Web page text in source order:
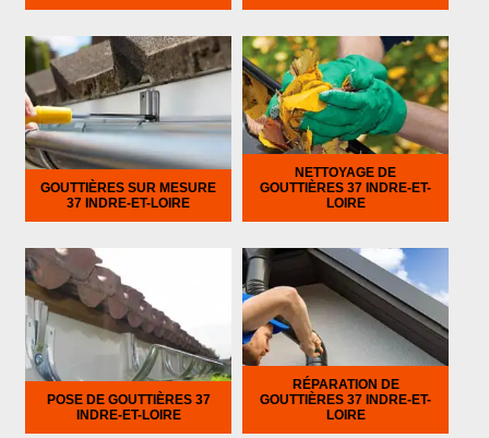
GOUTTIÈRES SUR MESURE
37 INDRE-ET-LOIRE
NETTOYAGE DE
GOUTTIÈRES 37 INDRE-ET-
LOIRE
POSE DE GOUTTIÈRES 37
INDRE-ET-LOIRE
RÉPARATION DE
GOUTTIÈRES 37 INDRE-ET-
LOIRE